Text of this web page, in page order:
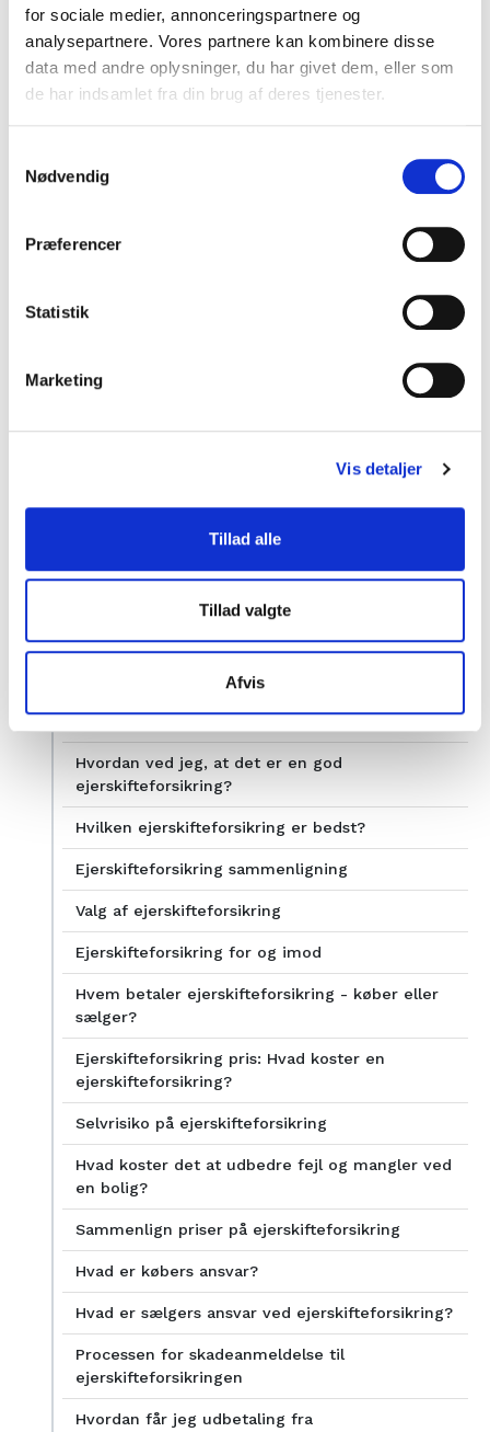
for sociale medier, annonceringspartnere og
analysepartnere. Vores partnere kan kombinere disse
data med andre oplysninger, du har givet dem, eller som
de har indsamlet fra din brug af deres tjenester.
Nødvendig
Præferencer
Statistik
Marketing
Vis detaljer
Tillad alle
Tillad valgte
Afvis
Ejerskifteforsikring til landejendom?
Ejerskifteforsikring på andelsbolig
Ejerskifteforsikring til nyt eller nybygget hus
Ejerskifteforsikring til gammelt hus
Ejerskifteforsikring dækning: Hvad dækker en
Dækker ejerskifteforsikringen kloak?
Ejerskifteforsikring og skimmelsvamp
Dækker ejerskifteforsikring forurening?
Ejerskifteforsikring og selvbyg
Ejerskifteforsikring og fugtskader
Hvor længe gælder en ejerskifteforsikring?
Hvem udbyder ejerskifteforsikringer?
Hvordan ved jeg, at det er en god
ejerskifteforsikring?
Hvilken ejerskifteforsikring er bedst?
Ejerskifteforsikring sammenligning
Valg af ejerskifteforsikring
Ejerskifteforsikring for og imod
Hvem betaler ejerskifteforsikring - køber eller
sælger?
Ejerskifteforsikring pris: Hvad koster en
ejerskifteforsikring?
Selvrisiko på ejerskifteforsikring
Hvad koster det at udbedre fejl og mangler ved
en bolig?
Sammenlign priser på ejerskifteforsikring
Hvad er købers ansvar?
Hvad er sælgers ansvar ved ejerskifteforsikring?
Processen for skadeanmeldelse til
ejerskifteforsikringen
Hvordan får jeg udbetaling fra